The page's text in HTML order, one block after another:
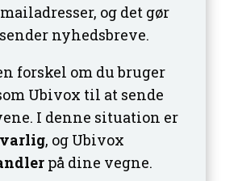
og det gør
nyhedsbreve.
forskel om du bruger
Ubivox til at sende
I denne situation er
, og Ubivox
på dine vegne.